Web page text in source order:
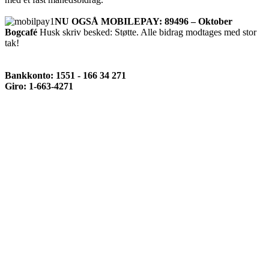
NU OGSÅ MOBILEPAY: 89496 – Oktober
Bogcafé Husk skriv besked: Støtte. Alle bidrag modtages med stor
tak!
Bankkonto: 1551 - 166 34 271
Giro: 1-663-4271